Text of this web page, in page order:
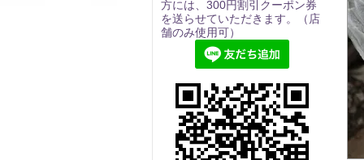
方には、300円割引クーポン券
を送らせていただきます。（店
舗のみ使用可）